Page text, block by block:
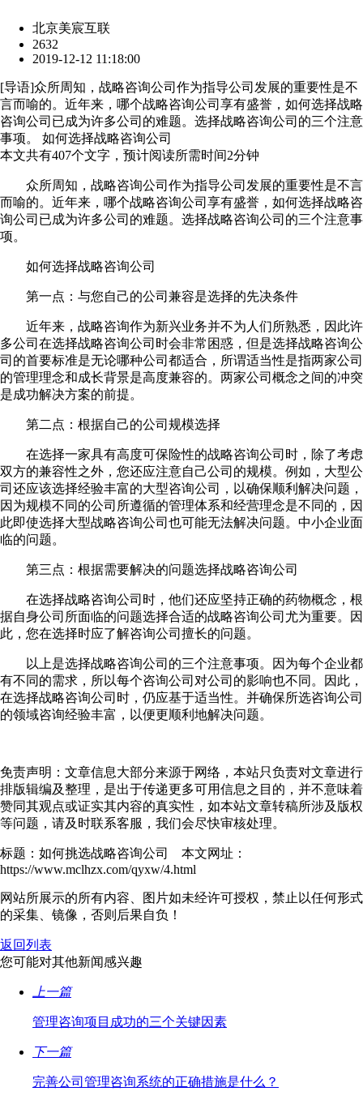
北京美宸互联
2632
2019-12-12 11:18:00
[导语]众所周知，战略咨询公司作为指导公司发展的重要性是不
言而喻的。近年来，哪个战略咨询公司享有盛誉，如何选择战略
咨询公司已成为许多公司的难题。选择战略咨询公司的三个注意
事项。 如何选择战略咨询公司
本文共有407个文字，预计阅读所需时间2分钟
众所周知，战略咨询公司作为指导公司发展的重要性是不言
而喻的。近年来，哪个战略咨询公司享有盛誉，如何选择战略咨
询公司已成为许多公司的难题。选择战略咨询公司的三个注意事
项。
如何选择战略咨询公司
第一点：与您自己的公司兼容是选择的先决条件
近年来，战略咨询作为新兴业务并不为人们所熟悉，因此许
多公司在选择战略咨询公司时会非常困惑，但是选择战略咨询公
司的首要标准是无论哪种公司都适合，所谓适当性是指两家公司
的管理理念和成长背景是高度兼容的。两家公司概念之间的冲突
是成功解决方案的前提。
第二点：根据自己的公司规模选择
在选择一家具有高度可保险性的战略咨询公司时，除了考虑
双方的兼容性之外，您还应注意自己公司的规模。例如，大型公
司还应该选择经验丰富的大型咨询公司，以确保顺利解决问题，
因为规模不同的公司所遵循的管理体系和经营理念是不同的，因
此即使选择大型战略咨询公司也可能无法解决问题。中小企业面
临的问题。
第三点：根据需要解决的问题选择战略咨询公司
在选择战略咨询公司时，他们还应坚持正确的药物概念，根
据自身公司所面临的问题选择合适的战略咨询公司尤为重要。因
此，您在选择时应了解咨询公司擅长的问题。
以上是选择战略咨询公司的三个注意事项。因为每个企业都
有不同的需求，所以每个咨询公司对公司的影响也不同。因此，
在选择战略咨询公司时，仍应基于适当性。并确保所选咨询公司
的领域咨询经验丰富，以便更顺利地解决问题。
免责声明：文章信息大部分来源于网络，本站只负责对文章进行
排版辑编及整理，是出于传递更多可用信息之目的，并不意味着
赞同其观点或证实其内容的真实性，如本站文章转稿所涉及版权
等问题，请及时联系客服，我们会尽快审核处理。
标题：如何挑选战略咨询公司 本文网址：
https://www.mclhzx.com/qyxw/4.html
网站所展示的所有内容、图片如未经许可授权，禁止以任何形式
的采集、镜像，否则后果自负！
返回列表
您可能对其他新闻感兴趣
上一篇
管理咨询项目成功的三个关键因素
下一篇
完善公司管理咨询系统的正确措施是什么？